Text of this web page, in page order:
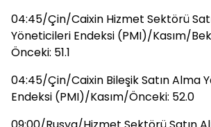
04:45/Çin/Caixin Hizmet Sektörü
Yöneticileri Endeksi (PMI)/Kasım/
Önceki: 51.1
04:45/Çin/Caixin Bileşik Satın Alma
Endeksi (PMI)/Kasım/Önceki: 52.0